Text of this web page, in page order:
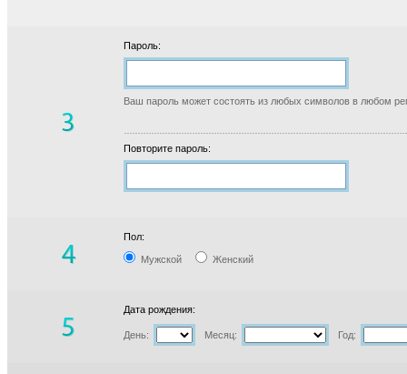
Пароль:
Ваш пароль может состоять из любых символов в любом
Повторите пароль:
Пол:
Мужской Женский
Дата рождения:
День: Месяц: Год: